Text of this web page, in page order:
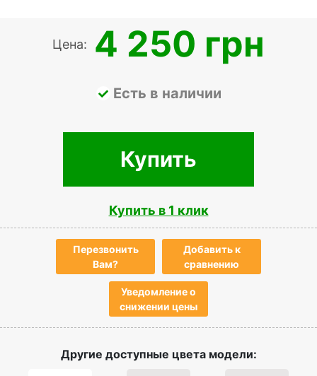
Цена: 4 250 грн
Есть в наличии
Купить
Купить в 1 клик
Перезвонить
Вам?
Добавить к
сравнению
Уведомление о
снижении цены
Другие доступные цвета модели: